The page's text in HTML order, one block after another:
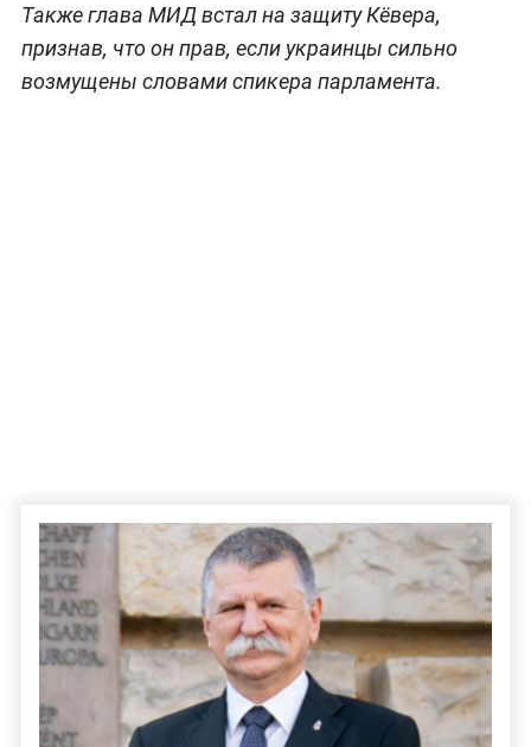
Также глава МИД встал на защиту Кёвера,
признав, что он прав, если украинцы сильно
возмущены словами спикера парламента.